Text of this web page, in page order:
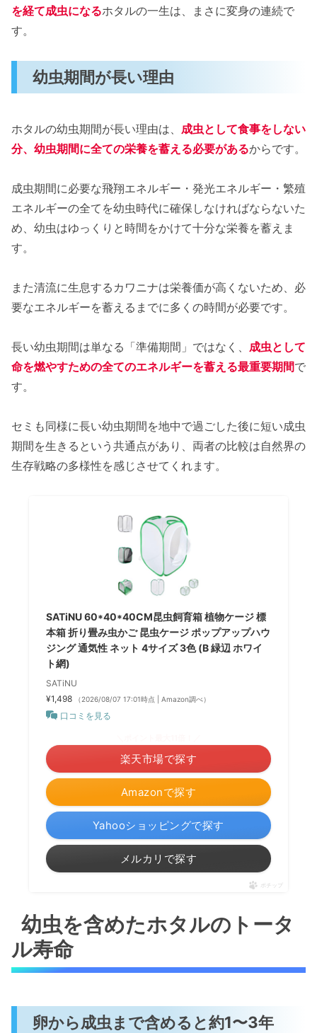
を経て成虫になるホタルの一生は、まさに変身の連続で
す。
幼虫期間が長い理由
ホタルの幼虫期間が長い理由は、 成虫として食事をしない
分、幼虫期間に全ての栄養を蓄える必要があるからです。
成虫期間に必要な飛翔エネルギー・発光エネルギー・繁殖
エネルギーの全てを幼虫時代に確保しなければならないた
め、幼虫はゆっくりと時間をかけて十分な栄養を蓄えま
す。
また清流に生息するカワニナは栄養価が高くないため、必
要なエネルギーを蓄えるまでに多くの時間が必要です。
長い幼虫期間は単なる「準備期間」ではなく、 成虫として
命を燃やすための全てのエネルギーを蓄える最重要期間で
す。
セミも同様に長い幼虫期間を地中で過ごした後に短い成虫
期間を生きるという共通点があり、両者の比較は自然界の
生存戦略の多様性を感じさせてくれます。
SATiNU 60*40*40CM昆虫飼育箱 植物ケージ 標
本箱 折り畳み虫かご 昆虫ケージ ポップアップハウ
ジング 通気性 ネット 4サイズ 3色 (B 緑辺 ホワイ
ト網)
SATiNU
¥1,498
（2026/08/07 17:01時点 | Amazon調べ）
口コミを見る
Amazonで探す
楽天市場で探す
Yahooショッピングで探す
メルカリで探す
ポチップ
幼虫を含めたホタルのトータ
ル寿命
卵から成虫まで含めると約1〜3年